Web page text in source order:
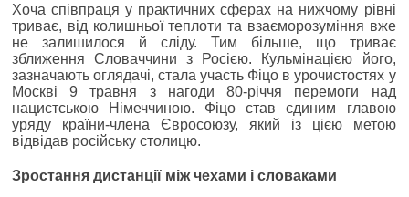
Хоча співпраця у практичних сферах на нижчому рівні
триває, від колишньої теплоти та взаєморозуміння вже
не залишилося й сліду. Тим більше, що триває
зближення Словаччини з Росією. Кульмінацією його,
зазначають оглядачі, стала участь Фіцо в урочистостях у
Москві 9 травня з нагоди 80-річчя перемоги над
нацистською Німеччиною. Фіцо став єдиним главою
уряду країни-члена Євросоюзу, який із цією метою
відвідав російську столицю.
Зростання дистанції між чехами і словаками